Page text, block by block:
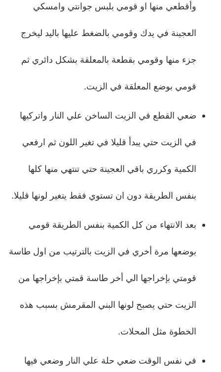
وأقطعي منها او قومي بلبس جوانتي وامسكي
العجينة في يدك وقومي بالضغط عليها باليد ليخرج
جزء منها وقومي بقطعة بالمعلقة بشكل دائري ثم
قومي بوضع المعلقة في الزيت.
ضعي القطع في الزيت الساخن علي النار واتركيها
في الزيت حتي يبدأ قليلا في تغير اللون ثم ارفعي
الكمية وكرري باقي العجينة حتي تنتهي منها كلها
بنفس الطريقة دون ان تستوي فقط يتغير لونها قليلا.
بعد الانتهاء من كل الكمية بنفس الطريقة قومي
بوضعها مرة أخري في الزيت بالترتيب من اول طاسة
قومتي بإخراجها الي أخر طاسة قمتي بإخراجها من
الزيت حتي يصبح لونها البني المقرمش بسبب هذه
الخطوة مثل المحلات.
في نفس الوقت ضعي حلة علي النار وضعي فيها